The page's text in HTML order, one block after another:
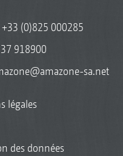
+33 (0)825 000285
918900
sa.net
légales
des données